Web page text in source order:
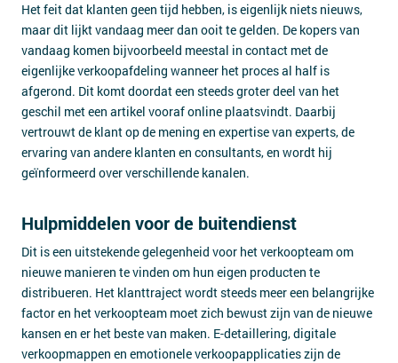
Het feit dat klanten geen tijd hebben, is eigenlijk niets nieuws,
maar dit lijkt vandaag meer dan ooit te gelden. De kopers van
vandaag komen bijvoorbeeld meestal in contact met de
eigenlijke verkoopafdeling wanneer het proces al half is
afgerond. Dit komt doordat een steeds groter deel van het
geschil met een artikel vooraf online plaatsvindt. Daarbij
vertrouwt de klant op de mening en expertise van experts, de
ervaring van andere klanten en consultants, en wordt hij
geïnformeerd over verschillende kanalen.
Hulpmiddelen voor de buitendienst
Dit is een uitstekende gelegenheid voor het verkoopteam om
nieuwe manieren te vinden om hun eigen producten te
distribueren. Het klanttraject wordt steeds meer een belangrijke
factor en het verkoopteam moet zich bewust zijn van de nieuwe
kansen en er het beste van maken. E-detaillering, digitale
verkoopmappen en emotionele verkoopapplicaties zijn de